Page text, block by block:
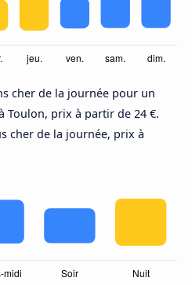
cher de la journée pour un
Toulon, prix à partir de 24 €.
cher de la journée, prix à